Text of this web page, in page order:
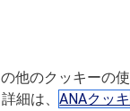
他のクッキーの使
細は、ANAクッキ